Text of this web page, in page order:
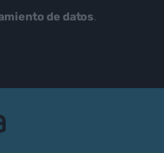
de datos.